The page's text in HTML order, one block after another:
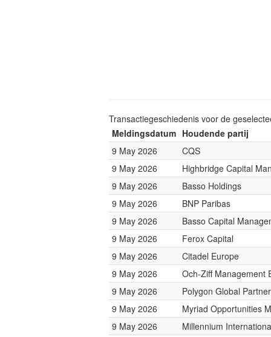
Transactiegeschiedenis voor de
Meldingsdatum Houdende partij
9 May 2026
CQS
9 May 2026
Highbridge Capital
9 May 2026
Basso Holdings
9 May 2026
BNP Paribas
9 May 2026
Basso Capital
9 May 2026
Ferox Capital
9 May 2026
Citadel Europe
9 May 2026
Och-Ziff Management
9 May 2026
Polygon Global
9 May 2026
Myriad Opportunities
9 May 2026
Millennium